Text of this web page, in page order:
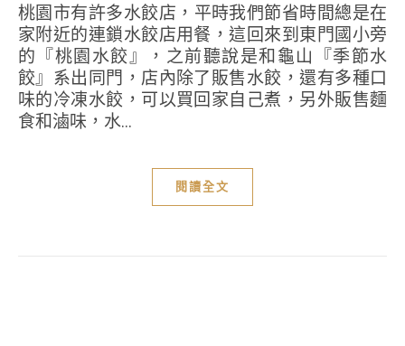
桃園市有許多水餃店，平時我們節省時間總是在
家附近的連鎖水餃店用餐，這回來到東門國小旁
的『桃園水餃』，之前聽說是和龜山『季節水
餃』系出同門，店內除了販售水餃，還有多種口
味的冷凍水餃，可以買回家自己煮，另外販售麵
食和滷味，水...
閱讀全文